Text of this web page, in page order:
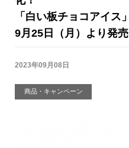
「白い板チョコアイス」
9月25日（月）より発売
2023年09月08日
商品・キャンペーン